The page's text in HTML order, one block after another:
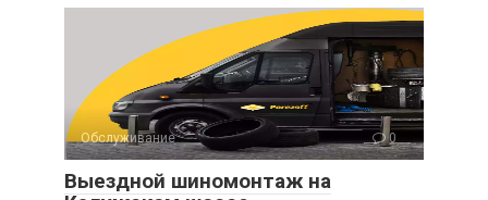
Обслуживание 0
Выездной шиномонтаж на